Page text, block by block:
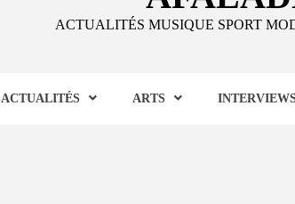
ACTUALITÉS MUSIQUE SPORT
ACTUALITÉS ARTS